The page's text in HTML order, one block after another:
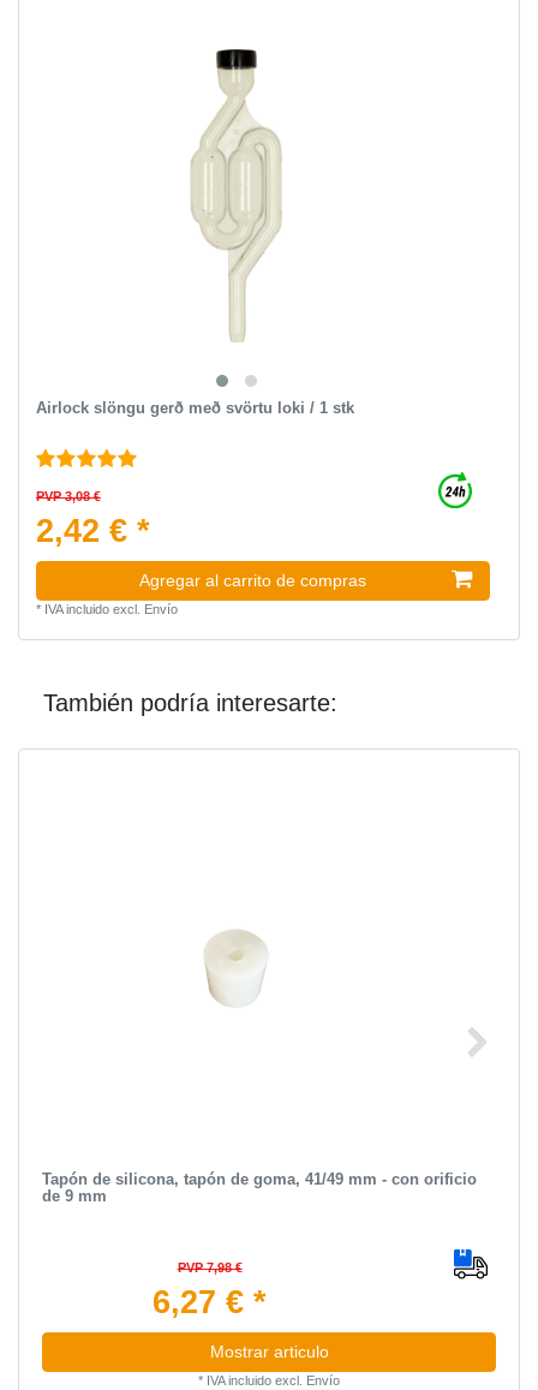
Airlock slöngu gerð með svörtu loki / 1 stk
PVP 3,08 €
2,42 € *
Agregar al carrito de compras
* IVA incluidoexcl. Envío
También podría interesarte:
Tapón de silicona, tapón de goma, 41/49 mm - con orificio
de 9 mm
PVP 7,98 €
6,27 € *
Mostrar articulo
* IVA incluido excl. Envío